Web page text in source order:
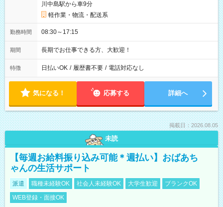
川中島駅から車9分
軽作業・物流・配送系
勤務時間 08:30～17:15
期間 長期でお仕事できる方、大歓迎！
特徴 日払いOK / 履歴書不要 / 電話対応なし
気になる！ 応募する 詳細へ
掲載日：2026.08.05
未読
【毎週お給料振り込み可能＊週払い】おばあち
ゃんの生活サポート
派遣 職種未経験OK 社会人未経験OK 大学生歓迎
ブランクOK
WEB登録・面接OK